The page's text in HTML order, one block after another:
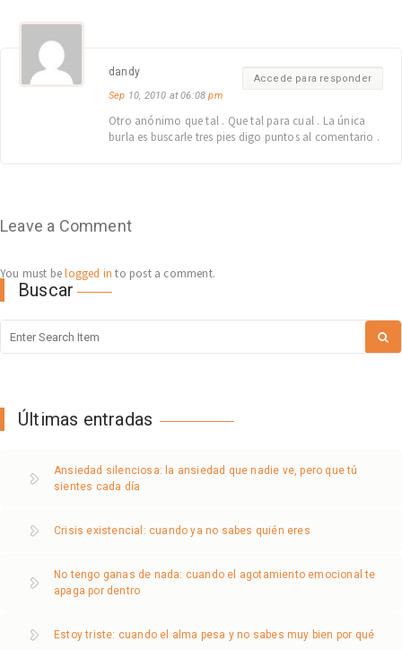
Accede para responder
dandy
Sep 10, 2010 at 06:08pm
Otro anónimo que tal . Que tal para cual . La única
burla es buscarle tres pies digo puntos al comentario .
Leave a Comment
You must belogged in to post a comment.
Buscar
Últimas entradas
Ansiedad silenciosa: la ansiedad que nadie ve, pero que tú
sientes cada día
Crisis existencial: cuando ya no sabes quién eres
No tengo ganas de nada: cuando el agotamiento emocional te
apaga por dentro
Estoy triste: cuando el alma pesa y no sabes muy bien por qué